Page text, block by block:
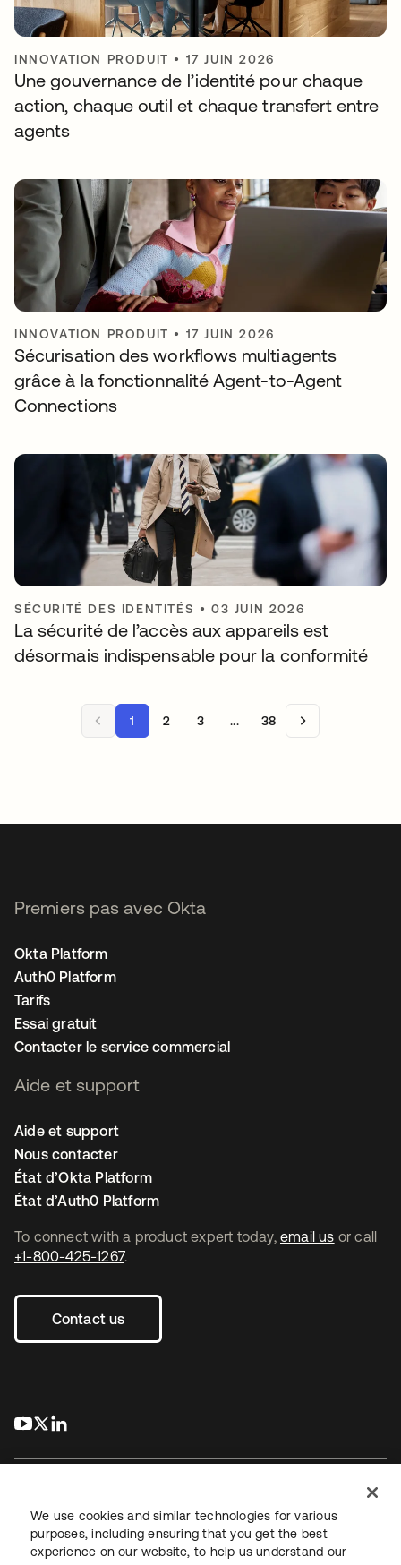
INNOVATION PRODUIT • 17 JUIN 2026
Une gouvernance de l’identité pour chaque
action, chaque outil et chaque transfert entre
agents
INNOVATION PRODUIT • 17 JUIN 2026
Sécurisation des workflows multiagents
grâce à la fonctionnalité Agent-to-Agent
Connections
SÉCURITÉ DES IDENTITÉS •03 JUIN 2026
La sécurité de l’accès aux appareils est
désormais indispensable pour la conformité
1 2 3 ... 38
To connect with a product expert today, email us or call
+1-800-425-1267.
Contact us
s’ouvre dans un nouvel onglet
s’ouvre dans un nouvel onglet
Premiers pas avec Okta
Okta Platform
Auth0 Platform
Tarifs
Essai gratuit
Contacter le service commercial
Aide et support
Aide et support
Nous contacter
État d’Okta Platform
État d’Auth0 Platform
JuridiquePolitique de confidentialité
We use cookies and similar technologies for various
purposes, including ensuring that you get the best
experience on our website, to help us understand our